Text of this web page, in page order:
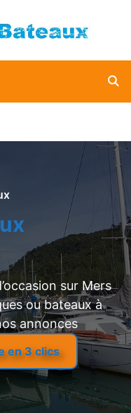
sur Mers
ou bateaux à
annonces
en 3 clics